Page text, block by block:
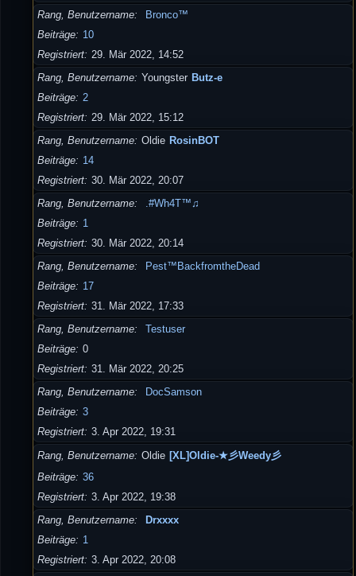
Rang, Benutzername
Bronco™
Beiträge
10
Registriert 29. Mär 2022, 14:52
Rang, Benutzername Youngster Butz-e
Beiträge 2
Registriert 29. Mär 2022, 15:12
Rang, Benutzername Oldie RosinBOT
Beiträge
14
Registriert 30. Mär 2022, 20:07
Rang, Benutzername
.#Wh4T™♫
Beiträge
1
Registriert 30. Mär 2022, 20:14
Rang, Benutzername
Pest™BackfromtheDead
Beiträge
17
Registriert 31. Mär 2022, 17:33
Rang, Benutzername
Testuser
Beiträge 0
Registriert 31. Mär 2022, 20:25
Rang, Benutzername
DocSamson
Beiträge 3
Registriert 3. Apr 2022, 19:31
Rang, Benutzername Oldie [XL]Oldie-★彡Weedy彡
Beiträge 36
Registriert 3. Apr 2022, 19:38
Rang, Benutzername
Drxxxx
Beiträge
1
Registriert 3. Apr 2022, 20:08